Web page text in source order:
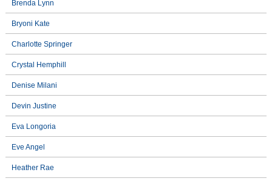
Brenda Lynn
Bryoni Kate
Charlotte Springer
Crystal Hemphill
Denise Milani
Devin Justine
Eva Longoria
Eve Angel
Heather Rae